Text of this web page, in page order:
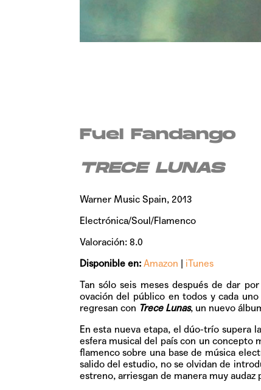
Fuel Fandango
TRECE LUNAS
Warner Music Spain, 2013
Electrónica/Soul/Flamenco
Valoración: 8.0
Disponible en: Amazon | iTunes
Tan sólo seis meses después de dar
ovación del público en todos y cada
regresan con Trece Lunas, un nuevo
En esta nueva etapa, el dúo-trío supera
esfera musical del país con un concepto
flamenco sobre una base de música
salido del estudio, no se olvidan de
estreno, arriesgan de manera muy